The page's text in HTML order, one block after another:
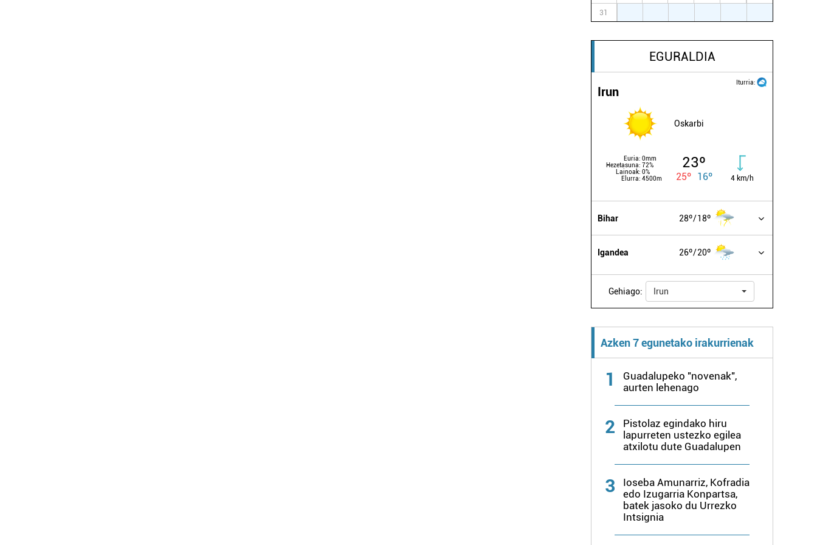
31
EGURALDIA
Iturria:
Irun
Oskarbi
Euria: 0mm
Hezetasuna: 72%
Lainoak: 0%
Elurra: 4500m
23º
25º 16º 4 km/h
Bihar 28º 18º
Igandea 26º 20º
Gehiago: Irun
Azken 7 egunetako irakurrienak
1
Guadalupeko "novenak",
aurten lehenago
2
Pistolaz egindako hiru
lapurreten ustezko egilea
atxilotu dute Guadalupen
3
Ioseba Amunarriz, Kofradia
edo Izugarria Konpartsa,
batek jasoko du Urrezko
Intsignia